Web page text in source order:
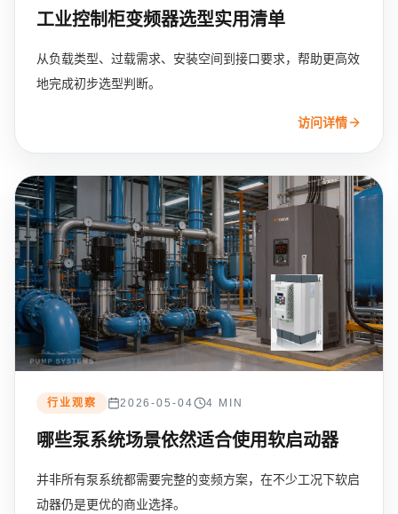
工业控制柜变频器选型实用清单
从负载类型、过载需求、安装空间到接口要求，帮助更高效
地完成初步选型判断。
访问详情
行业观察 2026-05-04 4 MIN
哪些泵系统场景依然适合使用软启动器
并非所有泵系统都需要完整的变频方案，在不少工况下软启
动器仍是更优的商业选择。